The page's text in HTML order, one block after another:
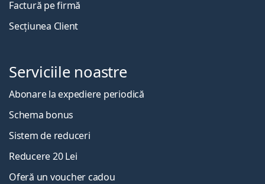
Factură pe firmă
Secțiunea Client
Serviciile noastre
Abonare la expediere periodică
Schema bonus
Sistem de reduceri
Reducere 20 Lei
Oferă un voucher cadou